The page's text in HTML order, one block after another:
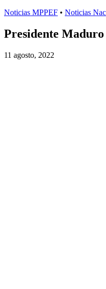
Noticias MPPEF • Noticias
Presidente
11 agosto, 2022